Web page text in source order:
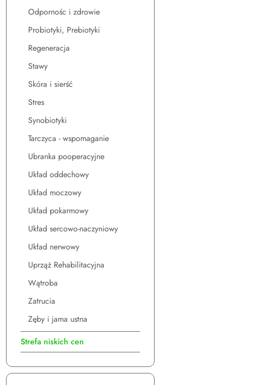
Odpornośc i zdrowie
Probiotyki, Prebiotyki
Regeneracja
Stawy
Skóra i sierść
Stres
Synobiotyki
Tarczyca - wspomaganie
Ubranka pooperacyjne
Układ oddechowy
Układ moczowy
Układ pokarmowy
Układ sercowo-naczyniowy
Układ nerwowy
Uprząż Rehabilitacyjna
Wątroba
Zatrucia
Zęby i jama ustna
Strefa niskich cen